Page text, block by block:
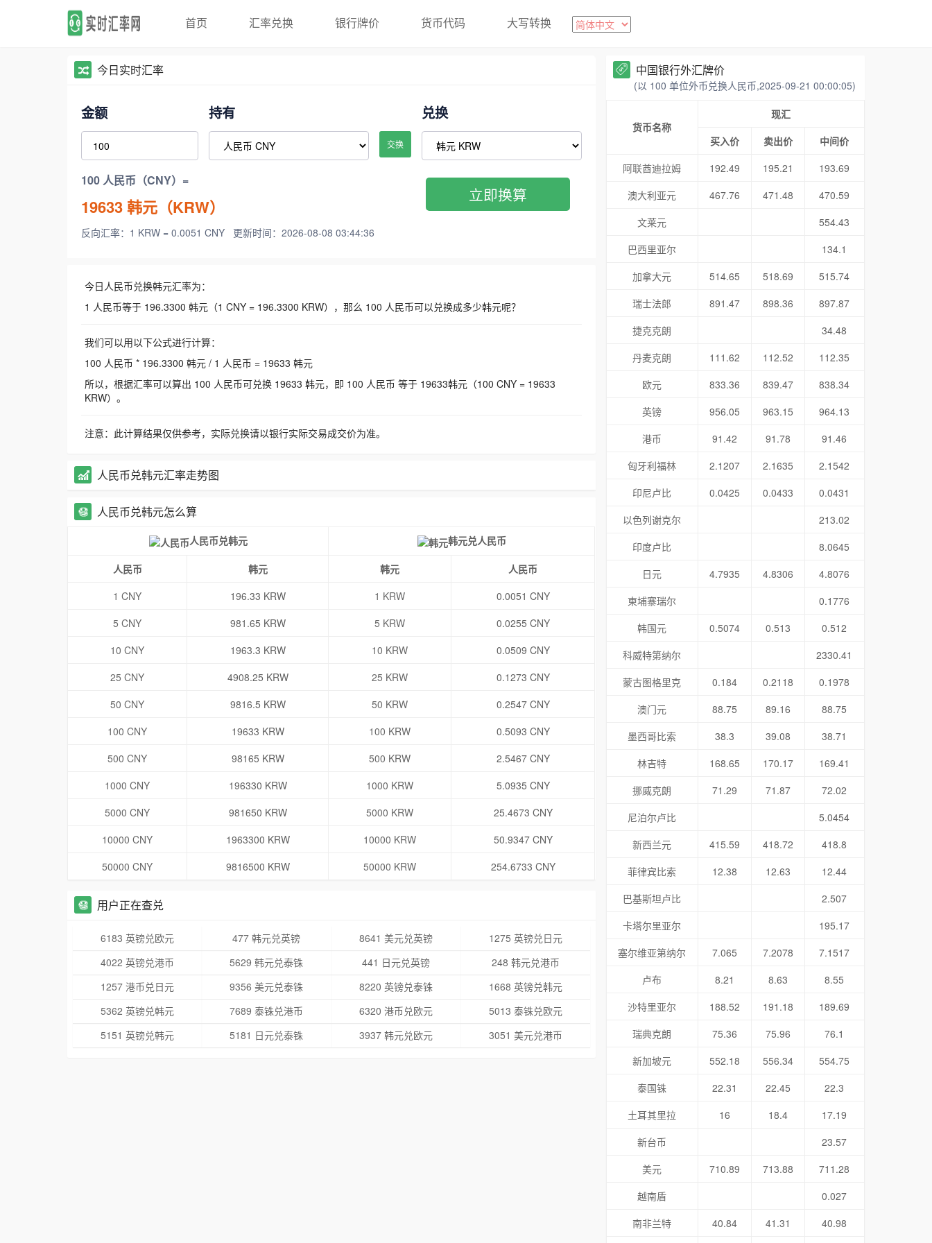
首页 汇率兑换 银行牌价 货币代码 大写转换
今日实时汇率
金额 持有
交换
兑换
100 人民币（CNY）=
19633韩元（KRW）
反向汇率：1 KRW = 0.0051 CNY 更新时间：2026-08-08 03:44:36
立即换算
今日人民币兑换韩元汇率为：
1 人民币等于 196.3300 韩元（1 CNY = 196.3300 KRW），那么 100 人民币可以兑换成多少韩元呢？
我们可以用以下公式进行计算：
100 人民币 * 196.3300 韩元 / 1 人民币 = 19633 韩元
所以，根据汇率可以算出 100 人民币可兑换 19633 韩元，即 100 人民币 等于 19633韩元（100 CNY = 19633
KRW）。
注意：此计算结果仅供参考，实际兑换请以银行实际交易成交价为准。
人民币兑韩元汇率走势图
人民币兑韩元怎么算
人民币兑韩元 韩元兑人民币
人民币 韩元 韩元
人民币
1 CNY
196.33 KRW 1 KRW
0.0051 CNY
5 CNY
981.65 KRW 5 KRW
0.0255 CNY
10 CNY
1963.3 KRW 10 KRW
0.0509 CNY
25 CNY
4908.25 KRW 25 KRW
0.1273 CNY
50 CNY
9816.5 KRW 50 KRW
0.2547 CNY
100 CNY
19633 KRW 100 KRW
0.5093 CNY
500 CNY
98165 KRW 500 KRW
2.5467 CNY
1000 CNY
196330 KRW 1000 KRW
5.0935 CNY
5000 CNY
981650 KRW 5000 KRW
25.4673 CNY
10000 CNY
1963300 KRW 10000 KRW
50.9347 CNY
50000 CNY
9816500 KRW 50000 KRW 254.6733 CNY
用户正在查兑
6183 英镑兑欧元 477 韩元兑英镑 8641 美元兑英镑
1275 英镑兑日元
4022 英镑兑港币
5629 韩元兑泰铢 441 日元兑英镑
248 韩元兑港币
1257 港币兑日元
9356 美元兑泰铢 8220 英镑兑泰铢
1668 英镑兑韩元
5362 英镑兑韩元
7689 泰铢兑港币 6320 港币兑欧元
5013 泰铢兑欧元
5151 英镑兑韩元
5181 日元兑泰铢 3937 韩元兑欧元 3051 美元兑港币
中国银行外汇牌价
(以 100 单位外币兑换人民币,2025-09-21 00:00:05)
货币名称
现汇
买入价
卖出价
中间价
阿联酋迪拉姆
192.49 195.21
193.69
澳大利亚元
467.76 471.48
470.59
文莱元
554.43
巴西里亚尔
134.1
加拿大元
514.65 518.69
515.74
瑞士法郎
891.47 898.36
897.87
捷克克朗
34.48
丹麦克朗
111.62 112.52
112.35
欧元
833.36 839.47
838.34
英镑
956.05 963.15
964.13
港币
91.42 91.78
91.46
匈牙利福林
2.1207 2.1635
2.1542
印尼卢比
0.0425 0.0433
0.0431
以色列谢克尔
213.02
印度卢比
8.0645
日元
4.7935 4.8306
4.8076
柬埔寨瑞尔
0.1776
韩国元
0.5074 0.513
0.512
科威特第纳尔
2330.41
蒙古图格里克
0.184 0.2118
0.1978
澳门元
88.75 89.16
88.75
墨西哥比索
38.3 39.08
38.71
林吉特
168.65 170.17
169.41
挪威克朗
71.29 71.87
72.02
尼泊尔卢比
5.0454
新西兰元
415.59 418.72
418.8
菲律宾比索
12.38 12.63
12.44
巴基斯坦卢比
2.507
卡塔尔里亚尔
195.17
塞尔维亚第纳尔
7.065 7.2078
7.1517
卢布
8.21 8.63
8.55
沙特里亚尔
188.52 191.18
189.69
瑞典克朗
75.36 75.96
76.1
新加坡元
552.18 556.34
554.75
泰国铢
22.31 22.45
22.3
土耳其里拉
16 18.4
17.19
新台币
23.57
美元
710.89 713.88
711.28
越南盾
0.027
南非兰特
40.84 41.31 40.98